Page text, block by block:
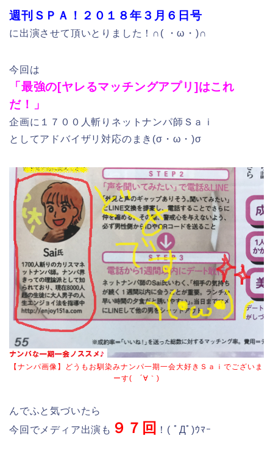
週刊ＳＰＡ！２０１８年３月６日号
に出演させて頂いとりました！∩( ・ω・)∩
今回は
「最強の[ヤレるマッチングアプリ]はこれ
だ！」
企画に１７００人斬りネットナンパ師Ｓａｉ
としてアドバイザリ対応のまき(σ・ω・)σ
【ナンパ画像】どうもお馴染みナンパ一期一会大好きＳａｉでございま
ーす( ´∀｀)
んでふと気づいたら
今回でメディア出演も ９７回 ！( ﾟДﾟ)ｳﾏｰ